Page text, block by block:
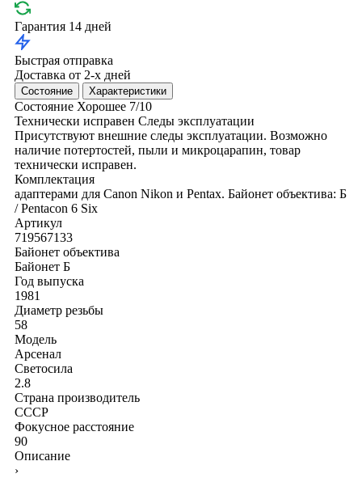
Гарантия 14 дней
Быстрая отправка
Доставка от 2-х дней
Состояние Характеристики
Состояние Хорошее 7/10
Технически исправен Следы эксплуатации
Присутствуют внешние следы эксплуатации. Возможно
наличие потертостей, пыли и микроцарапин, товар
технически исправен.
Комплектация
адаптерами для Canon Nikon и Pentax. Байонет объектива: Б
/ Pentacon 6 Six
Артикул
719567133
Байонет объектива
Байонет Б
Год выпуска
1981
Диаметр резьбы
58
Модель
Арсенал
Светосила
2.8
Страна производитель
СССР
Фокусное расстояние
90
Описание
›